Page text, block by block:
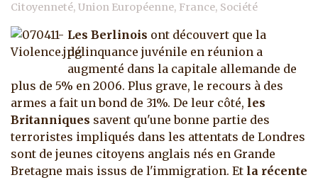
Citoyenneté Union Européenne France Société
Les Berlinois ont découvert que la
délinquance juvénile en réunion a
augmenté dans la capitale allemande de
plus de 5% en 2006. Plus grave, le recours à des
armes a fait un bond de 31%. De leur côté, les
Britanniques savent qu'une bonne partie des
terroristes impliqués dans les attentats de Londres
sont de jeunes citoyens anglais nés en Grande
Bretagne mais issus de l'immigration. Et la récente